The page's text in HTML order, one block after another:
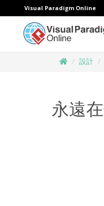
Visual Paradigm Online
設計
永遠